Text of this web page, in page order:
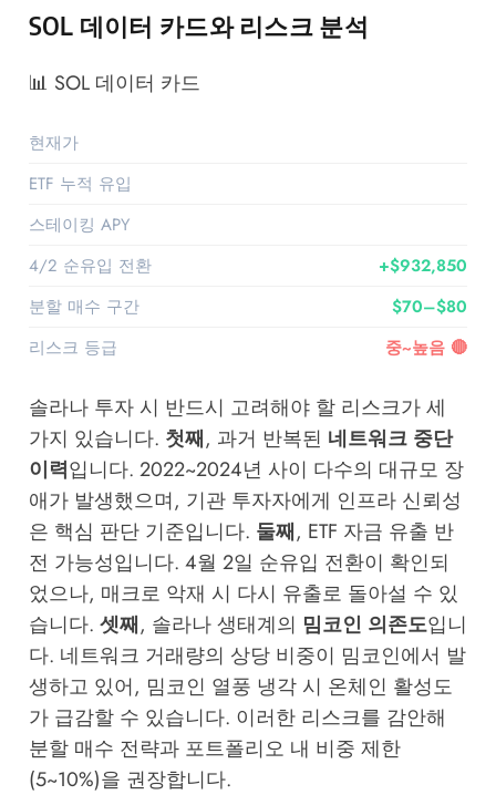
SOL 데이터 카드와 리스크 분석
📊 SOL 데이터 카드
현재가
ETF 누적 유입
스테이킹 APY
4/2 순유입 전환
+$932,850
분할 매수 구간
$70–$80
리스크 등급
중~높음 🔴
솔라나 투자 시 반드시 고려해야 할 리스크가 세
가지 있습니다. 첫째, 과거 반복된 네트워크 중단
이력입니다. 2022~2024년 사이 다수의 대규모 장
애가 발생했으며, 기관 투자자에게 인프라 신뢰성
은 핵심 판단 기준입니다. 둘째, ETF 자금 유출 반
전 가능성입니다. 4월 2일 순유입 전환이 확인되
었으나, 매크로 악재 시 다시 유출로 돌아설 수 있
습니다. 셋째, 솔라나 생태계의 밈코인 의존도입니
다. 네트워크 거래량의 상당 비중이 밈코인에서 발
생하고 있어, 밈코인 열풍 냉각 시 온체인 활성도
가 급감할 수 있습니다. 이러한 리스크를 감안해
분할 매수 전략과 포트폴리오 내 비중 제한
(5~10%)을 권장합니다.